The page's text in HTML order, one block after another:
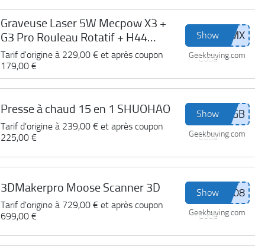
Graveuse Laser 5W Mecpow X3 +
G3 Pro Rouleau Rotatif + H44
Plateau Laser
Tarif d'origine à 229,00 € et après coupon
179,00 €
Show
Code
Geekbuying.com
Presse à chaud 15 en 1 SHUOHAO
Tarif d'origine à 239,00 € et après coupon
225,00 €
Show
Code
Geekbuying.com
3DMakerpro Moose Scanner 3D
Tarif d'origine à 729,00 € et après coupon
699,00 €
Show
Code
Geekbuying.com